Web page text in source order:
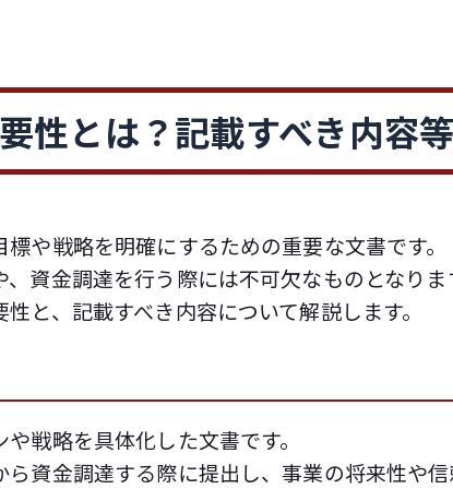
性とは？記載すべき内容
や戦略を明確にするための重要な文書です。
資金調達を行う際には不可欠なものとなりま
と、記載すべき内容について解説します。
戦略を具体化した文書です。
資金調達する際に提出し、事業の将来性や